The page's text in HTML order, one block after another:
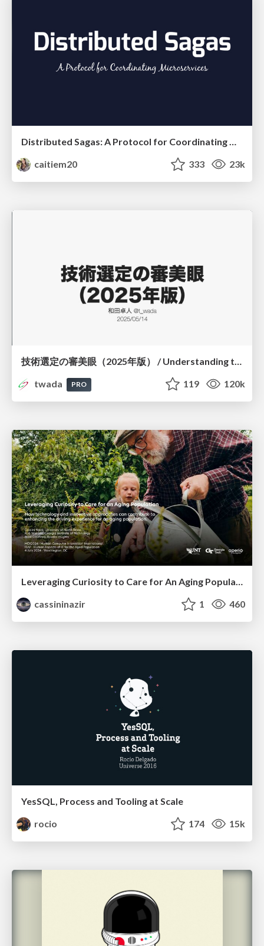
Distributed Sagas: A Protocol for Coordinating Microservices
caitiem20
333 23k
技術選定の審美眼（2025年版） / Understanding the Spiral of Technologies 2025 edition
twada
PRO 119 120k
Leveraging Curiosity to Care for An Aging Population
cassininazir
1 460
YesSQL, Process and Tooling at Scale
rocio
174 15k